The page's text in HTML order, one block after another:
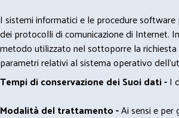
I sistemi informatici e le procedure
dei protocolli di comunicazione di Internet.
metodo utilizzato nel sottoporre la richiesta
parametri relativi al sistema operativo
Tempi di conservazione dei Suoi dati -I
Modalità del trattamento -Ai sensi e